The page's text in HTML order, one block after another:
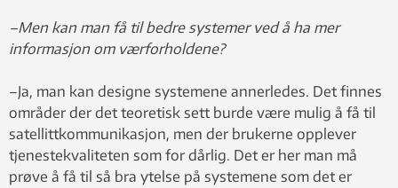
–Men kan man få til bedre systemer ved å ha mer
informasjon om værforholdene?
–Ja, man kan designe systemene annerledes. Det finnes
områder der det teoretisk sett burde være mulig å få til
satellittkommunikasjon, men der brukerne opplever
tjenestekvaliteten som for dårlig. Det er her man må
prøve å få til så bra ytelse på systemene som det er